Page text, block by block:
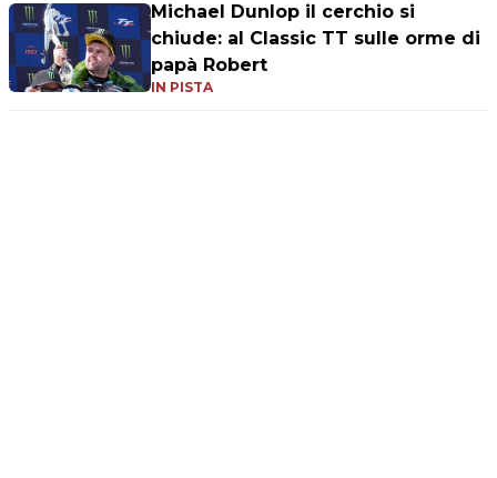
Michael Dunlop il cerchio si
chiude: al Classic TT sulle orme di
papà Robert
IN PISTA